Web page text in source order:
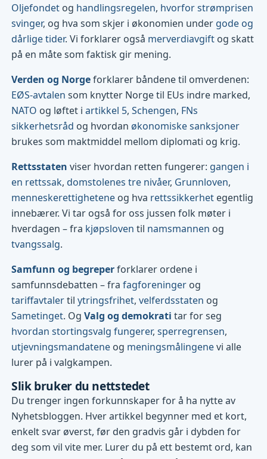
Oljefondet og handlingsregelen, hvorfor strømprisen
svinger, og hva som skjer i økonomien under gode og
dårlige tider. Vi forklarer også merverdiavgift og skatt
på en måte som faktisk gir mening.
Verden og Norgeforklarer båndene til omverdenen:
EØS-avtalen som knytter Norge til EUs indre marked,
NATO og løftet iartikkel 5,Schengen, FNs
sikkerhetsråd og hvordan økonomiske sanksjoner
brukes som maktmiddel mellom diplomati og krig.
Rettsstaten viser hvordan retten fungerer: gangen i
en rettssak,domstolenes tre nivåer, Grunnloven,
menneskerettighetene og hva rettssikkerhet egentlig
innebærer. Vi tar også for oss jussen folk møter i
hverdagen – fra kjøpsloven til namsmannen og
tvangssalg.
Samfunn og begreperforklarer ordene i
samfunnsdebatten – frafagforeninger og
tariffavtalertilytringsfrihet,velferdsstaten og
Sametinget. OgValg og demokrati tar for seg
hvordan stortingsvalg fungerer,sperregrensen,
utjevningsmandatene og meningsmålingenevi alle
lurer på i valgkampen.
Slik bruker du nettstedet
Du trenger ingen forkunnskaper for å ha nytte av
Nyhetsbloggen. Hver artikkel begynner med et kort,
enkelt svar øverst, før den gradvis går i dybden for
deg som vil vite mer. Lurer du på ett bestemt ord, kan